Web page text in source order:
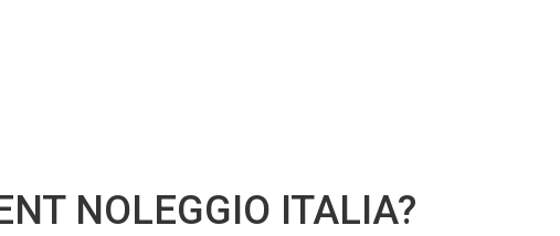
NOLEGGIO ITALIA?